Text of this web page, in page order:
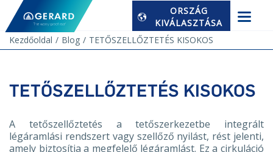
ORSZÁG
KIVÁLASZTÁSA
Kezdőoldal
Blog TETŐSZELLŐZTETÉS KISOKOS
TETŐSZELLŐZTETÉS KISOKOS
A tetőszellőztetés a tetőszerkezetbe integrált
légáramlási rendszert vagy szellőző nyilást, rést jelenti,
amely biztosítja a megfelelő légáramlást. Ez a cirkuláció